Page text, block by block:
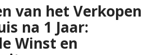
van het Verkopen
na 1 Jaar:
Winst en